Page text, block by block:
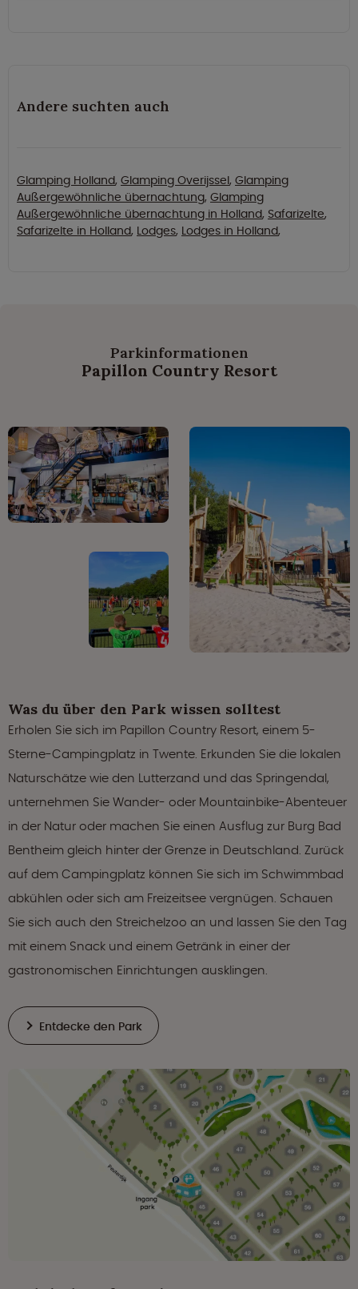
Andere suchten auch
Glamping Holland, Glamping Overijssel, Glamping
Außergewöhnliche übernachtung, Glamping
Außergewöhnliche übernachtung in Holland, Safarizelte,
Safarizelte in Holland, Lodges, Lodges in Holland,
Parkinformationen
Papillon Country Resort
Was du über den Park wissen solltest
Erholen Sie sich im Papillon Country Resort, einem 5-
Sterne-Campingplatz in Twente. Erkunden Sie die lokalen
Naturschätze wie den Lutterzand und das Springendal,
unternehmen Sie Wander- oder Mountainbike-Abenteuer
in der Natur oder machen Sie einen Ausflug zur Burg Bad
Bentheim gleich hinter der Grenze in Deutschland. Zurück
auf dem Campingplatz können Sie sich im Schwimmbad
abkühlen oder sich am Freizeitsee vergnügen. Schauen
Sie sich auch den Streichelzoo an und lassen Sie den Tag
mit einem Snack und einem Getränk in einer der
gastronomischen Einrichtungen ausklingen.
Entdecke den Park